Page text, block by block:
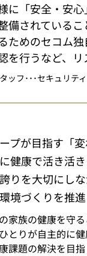
に「安全・安
備されている
ためのセコム
を行うなど、
ッフ･･･セキュリテ
プが目指す「
健康で活き活
りを大切にし
境づくりを推進
家族の健康を守
とりが自主的に
課題の解決を目